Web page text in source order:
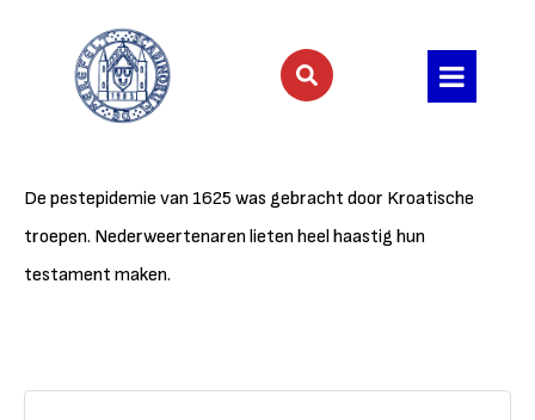
De pestepidemie van 1625 was gebracht door Kroatische
troepen. Nederweertenaren lieten heel haastig hun
testament maken.